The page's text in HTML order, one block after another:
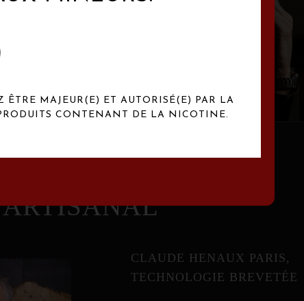
CLAUDE HENAUX PARIS,
TECHNOLOGIE BREVETÉE
ÊTRE MAJEUR(E) ET AUTORISÉ(E) PAR LA
CONTENANT DE LA NICOTINE.